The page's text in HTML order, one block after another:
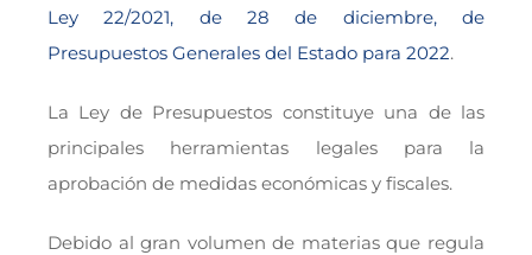
Ley 22/2021, de 28 de diciembre, de
Presupuestos Generales del Estado para 2022.
La Ley de Presupuestos constituye una de las
principales herramientas legales para la
aprobación de medidas económicas y fiscales.
Debido al gran volumen de materias que regula